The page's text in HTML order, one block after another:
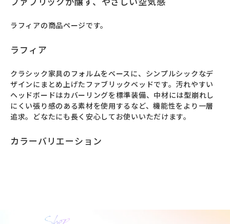
ラフィアの商品ページです。
ラフィア
クラシック家具のフォルムをベースに、シンプルシックなデ
ザインにまとめ上げたファブリックベッドです。汚れやすい
ヘッドボードはカバーリングを標準装備、中材には型崩れし
にくい張り感のある素材を使用するなど、機能性をより一層
追求。どなたにも長く安心してお使いいただけます。
カラーバリエーション